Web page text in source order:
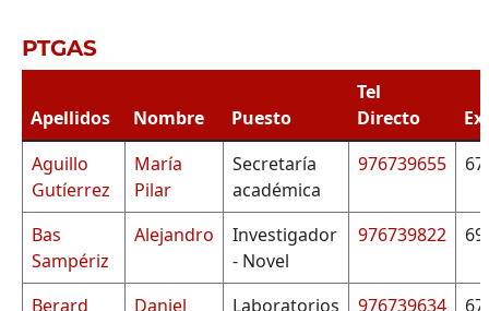
PTGAS
Apellidos Nombre Puesto
Tel
Directo
Aguillo
Gutíerrez
María
Pilar
Secretaría
académica
976739655
Bas
Sampériz
Alejandro
Investigador
- Novel
976739822
Berard
Daniel
Laboratorios 976739634